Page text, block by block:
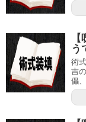
う
術
吉
儡